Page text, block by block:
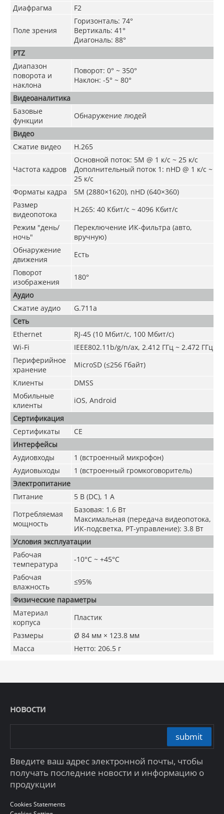
Диафрагма
F2
Поле зрения
Горизонталь: 74°
Вертикаль: 41°
Диагональ: 88°
PTZ
Диапазон
поворота и
наклона
Поворот: 0° ~ 350°
Наклон: -5° ~ 80°
Видеоаналитика
Базовые
функции
Обнаружение людей
Видео
Сжатие видео
H.265
Частота кадров
Основной поток: 5M @ 1 к/с ~ 25 к/с
Дополнительный поток 1: nHD @ 1 к/с ~
25 к/с
Форматы кадра
5M (2880×1620), nHD (640×360)
Размер
видеопотока
H.265: 40 Кбит/с ~ 4096 Кбит/с
Режим "день/
ночь"
Переключение ИК-фильтра (авто,
вручную)
Обнаружение
движения
Есть
Поворот
изображения
180°
Аудио
Сжатие аудио
G.711a
Сеть
Ethernet
RJ-45 (10 Мбит/с, 100 Мбит/с)
Wi-Fi
IEEE802.11b/g/n/ax, 2.412 ГГц ~ 2.472 ГГц
Периферийное
хранение
MicroSD (≤256 Гбайт)
Клиенты
DMSS
Мобильные
клиенты
iOS, Android
Сертификация
Сертификаты
CE
Интерфейсы
Аудиовходы
1 (встроенный микрофон)
Аудиовыходы
1 (встроенный громкоговоритель)
Электропитание
Питание
5 В (DC), 1 А
Потребляемая
мощность
Базовая: 1.6 Вт
Максимальная (передача видеопотока,
ИК-подсветка, PT-управление): 3.8 Вт
Условия эксплуатации
Рабочая
температура
-10°C ~ +45°C
Рабочая
влажность
≤95%
Физические параметры
Материал
корпуса
Пластик
Размеры
Ø 84 мм × 123.8 мм
Масса
Нетто: 206.5 г
новости
submit
Введите ваш адрес электронной почты, чтобы
получать последние новости и информацию о
продукции
Cookies Statements